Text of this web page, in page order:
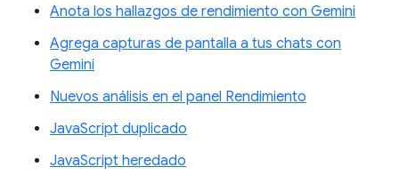
Anota los hallazgos de rendimiento con Gemini
Agrega capturas de pantalla a tus chats con
Gemini
Nuevos análisis en el panel Rendimiento
JavaScript duplicado
JavaScript heredado